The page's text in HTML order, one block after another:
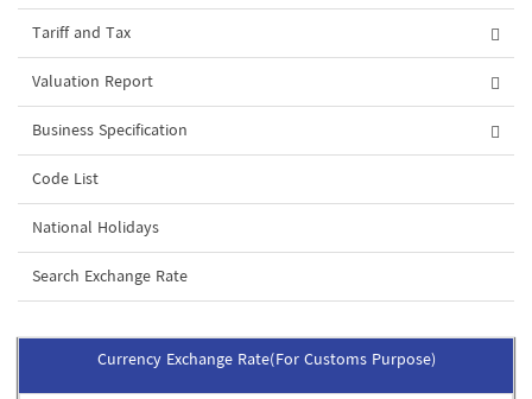
Tariff and Tax
Valuation Report
Business Specification
Code List
National Holidays
Search Exchange Rate
Currency Exchange Rate(For Customs Purpose)